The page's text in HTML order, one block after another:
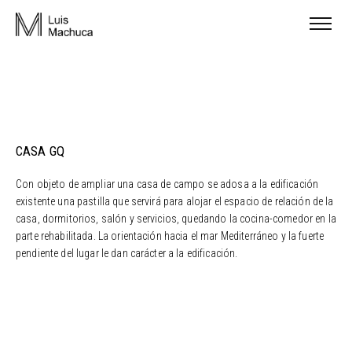
CASA GQ
Con objeto de ampliar una casa de campo se adosa a la edificación
existente una pastilla que servirá para alojar el espacio de relación de la
casa, dormitorios, salón y servicios, quedando la cocina-comedor en la
parte rehabilitada. La orientación hacia el mar Mediterráneo y la fuerte
pendiente del lugar le dan carácter a la edificación.